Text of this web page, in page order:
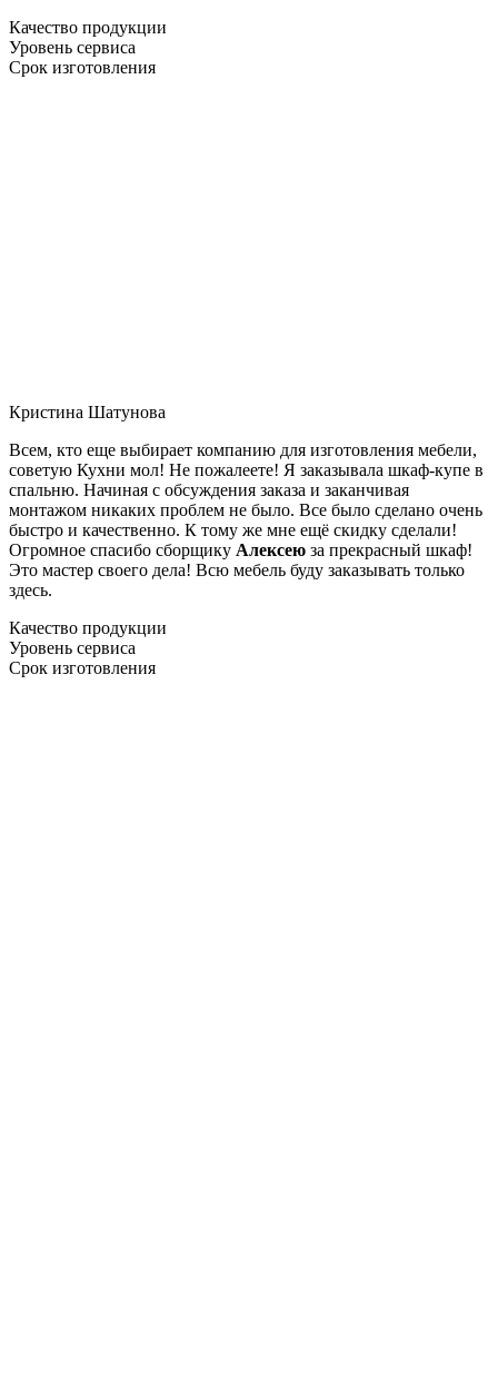
Качество продукции
Уровень сервиса
Срок изготовления
Кристина Шатунова
Всем, кто еще выбирает компанию для изготовления мебели,
советую Кухни мол! Не пожалеете! Я заказывала шкаф-купе в
спальню. Начиная с обсуждения заказа и заканчивая
монтажом никаких проблем не было. Все было сделано очень
быстро и качественно. К тому же мне ещё скидку сделали!
Огромное спасибо сборщику Алексею за прекрасный шкаф!
Это мастер своего дела! Всю мебель буду заказывать только
здесь.
Качество продукции
Уровень сервиса
Срок изготовления